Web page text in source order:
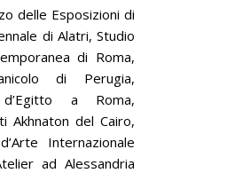
delle Esposizioni di
di Alatri, Studio
di Roma,
di Perugia,
d’Egitto a Roma,
Akhnaton del Cairo,
Internazionale
ad Alessandria